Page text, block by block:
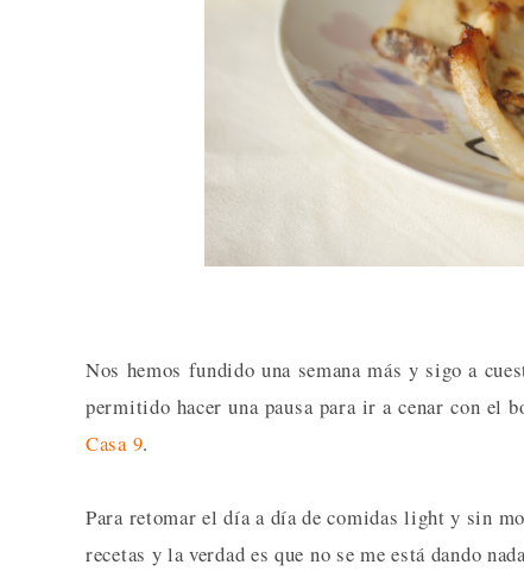
Nos hemos fundido una semana más y sigo a
permitido hacer una pausa para ir a cenar con el
Casa 9.
Para retomar el día a día de comidas light y sin
recetas y la verdad es que no se me está dando